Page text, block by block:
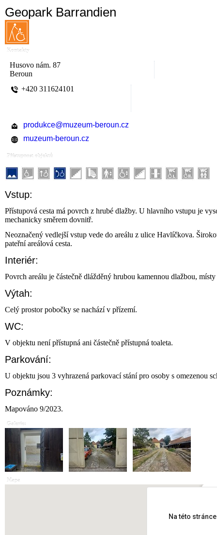
Geopark Barrandien
Kontakty
Husovo nám. 87
Beroun
+420 311624101
produkce@muzeum-beroun.cz
muzeum-beroun.cz
Přístupnost objektů
Vstup:
Přístupová cesta má povrch z hrubé dlažby. U hlavního vstupu je
mechanicky směrem dovnitř.
Neoznačený vedlejší vstup vede do areálu z ulice Havlíčkova.
pateřní areálová cesta.
Interiér:
Povrch areálu je částečně dlážděný hrubou kamennou dlažbou,
Výtah:
Celý prostor pobočky se nachází v přízemí.
WC:
V objektu není přístupná ani částečně přístupná toaleta.
Parkování:
U objektu jsou 3 vyhrazená parkovací stání pro osoby s omezenou
Poznámky:
Mapováno 9/2023.
Galerie:
Mapa
Na této